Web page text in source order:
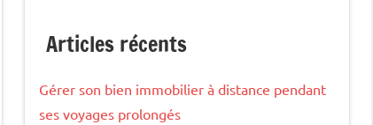
Articles récents
Gérer son bien immobilier à distance pendant
ses voyages prolongés